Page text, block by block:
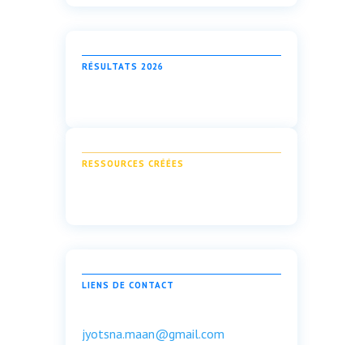
RÉSULTATS 2026
RESSOURCES CRÉÉES
LIENS DE CONTACT
jyotsna.maan@gmail.com